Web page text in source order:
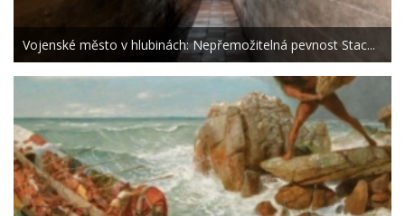
Vojenské město v hlubinách: Nepřemožitelná pevnost Stac...